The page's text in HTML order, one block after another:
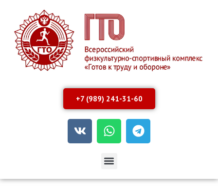
+7 (989) 241-31-60